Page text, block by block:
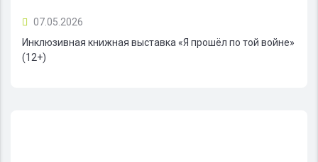
07.05.2026
Инклюзивная книжная выставка «Я прошёл по той войне»
(12+)